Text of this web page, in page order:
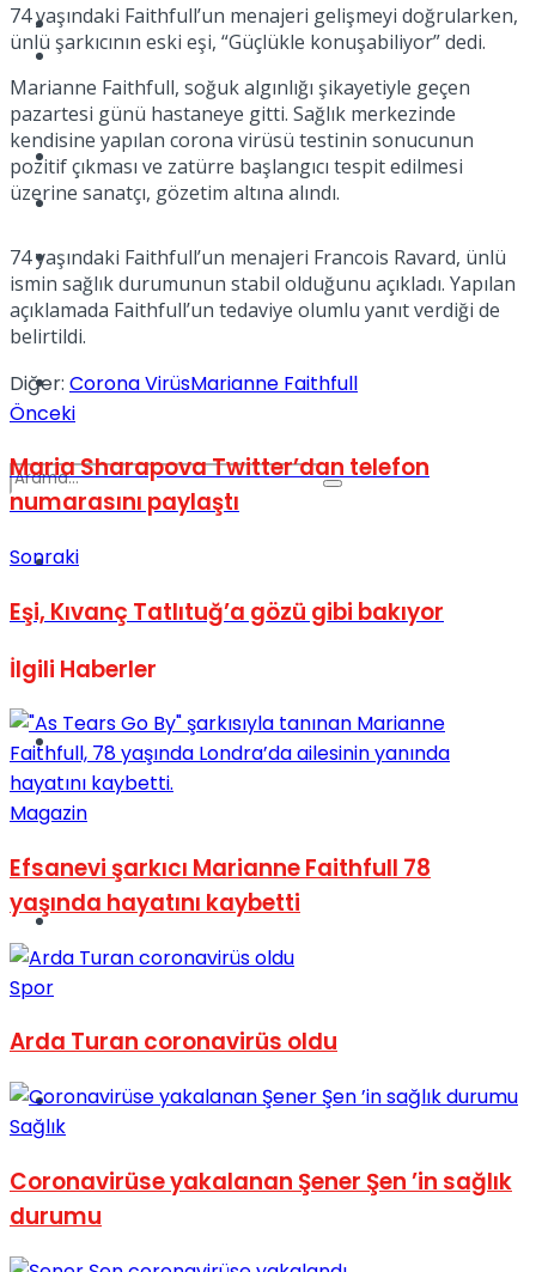
TV
Kadınca
Dünya
Türkiye
Müzik
Sinema
Tatil
Tatil
Spor
Podcast
View All Result
74 yaşındaki Faithfull’un menajeri gelişmeyi doğrularken,
ünlü şarkıcının eski eşi, “Güçlükle konuşabiliyor” dedi.
Marianne Faithfull, soğuk algınlığı şikayetiyle geçen
pazartesi günü hastaneye gitti. Sağlık merkezinde
kendisine yapılan corona virüsü testinin sonucunun
pozitif çıkması ve zatürre başlangıcı tespit edilmesi
üzerine sanatçı, gözetim altına alındı.
74 yaşındaki Faithfull’un menajeri Francois Ravard, ünlü
ismin sağlık durumunun stabil olduğunu açıkladı. Yapılan
açıklamada Faithfull’un tedaviye olumlu yanıt verdiği de
belirtildi.
Diğer: Corona VirüsMarianne Faithfull
Önceki
Maria Sharapova Twitter’dan telefon
numarasını paylaştı
Sonraki
Eşi, Kıvanç Tatlıtuğ’a gözü gibi bakıyor
İlgili Haberler
Magazin
Efsanevi şarkıcı Marianne Faithfull 78
yaşında hayatını kaybetti
Spor
Arda Turan coronavirüs oldu
Sağlık
Coronavirüse yakalanan Şener Şen ’in sağlık
durumu